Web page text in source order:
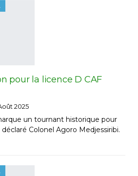
pour la licence D CAF
2025
un tournant historique pour
Colonel Agoro Medjessiribi.